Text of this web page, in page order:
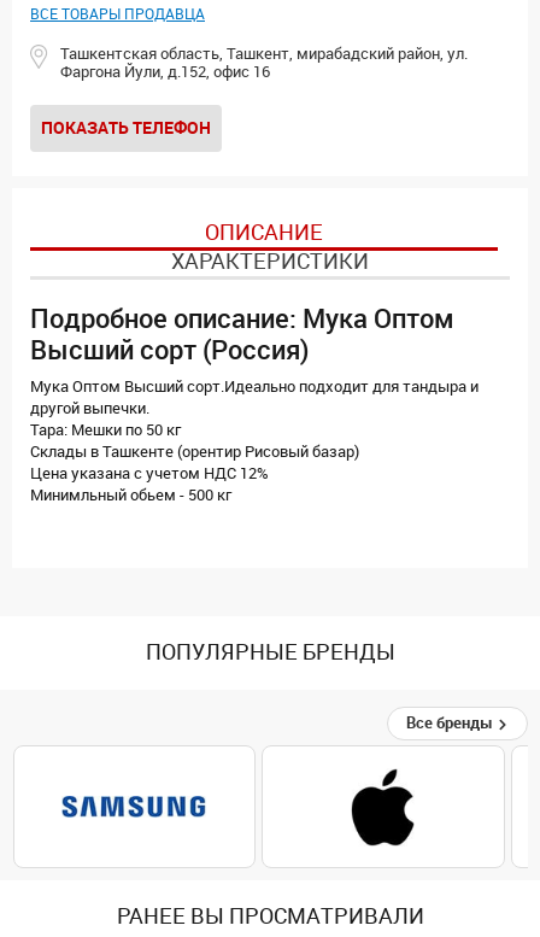
ВСЕ ТОВАРЫ ПРОДАВЦА
Ташкентская область, Ташкент, мирабадский район, ул.
Фаргона Йули, д.152, офис 16
ПОКАЗАТЬ ТЕЛЕФОН
ОПИСАНИЕ
ХАРАКТЕРИСТИКИ
Подробное описание: Мука Оптом
Высший сорт (Россия)
Мука Оптом Высший сорт.Идеально подходит для тандыра и
другой выпечки.
Тара: Мешки по 50 кг
Склады в Ташкенте (орентир Рисовый базар)
Цена указана с учетом НДС 12%
Минимльный обьем - 500 кг
ПОПУЛЯРНЫЕ БРЕНДЫ
Все бренды
РАНЕЕ ВЫ ПРОСМАТРИВАЛИ